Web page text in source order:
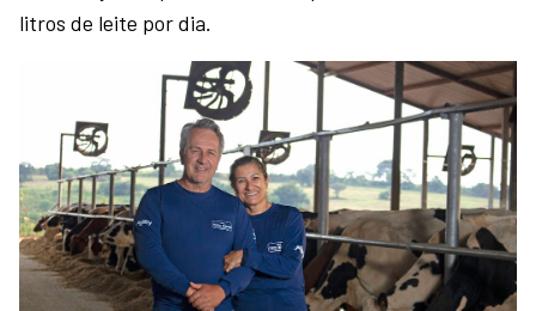
litros de leite por dia.